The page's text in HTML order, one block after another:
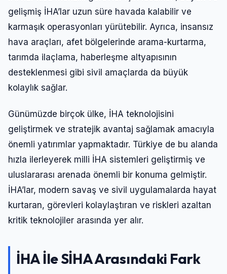
gelişmiş İHA’lar uzun süre havada kalabilir ve
karmaşık operasyonları yürütebilir. Ayrıca, insansız
hava araçları, afet bölgelerinde arama-kurtarma,
tarımda ilaçlama, haberleşme altyapısının
desteklenmesi gibi sivil amaçlarda da büyük
kolaylık sağlar.
Günümüzde birçok ülke, İHA teknolojisini
geliştirmek ve stratejik avantaj sağlamak amacıyla
önemli yatırımlar yapmaktadır. Türkiye de bu alanda
hızla ilerleyerek milli İHA sistemleri geliştirmiş ve
uluslararası arenada önemli bir konuma gelmiştir.
İHA’lar, modern savaş ve sivil uygulamalarda hayat
kurtaran, görevleri kolaylaştıran ve riskleri azaltan
kritik teknolojiler arasında yer alır.
İHA İle SİHA Arasındaki Fark